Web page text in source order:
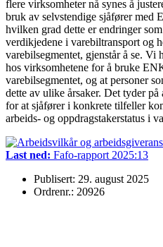
flere virksomheter nå synes å
bruk av selvstendige sjåfører med
hvilken grad dette er endringer
verdikjedene i varebiltransport og
varebilsegmentet, gjenstår å se. Vi
hos virksomhetene for å bruke
varebilsegmentet, og at personer
dette av ulike årsaker. Det tyder
for at sjåfører i konkrete tilfeller
arbeids- og oppdragstakerstatus i
Last ned: Fafo-rapport 2025:13
Publisert: 29. august 2025
Ordrenr.: 20926